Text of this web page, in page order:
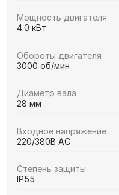
Мощность двигателя
4.0 кВт
Обороты двигателя
3000 об/мин
Диаметр вала
28 мм
Входное напряжение
220/380В AC
Степень защиты
IP55